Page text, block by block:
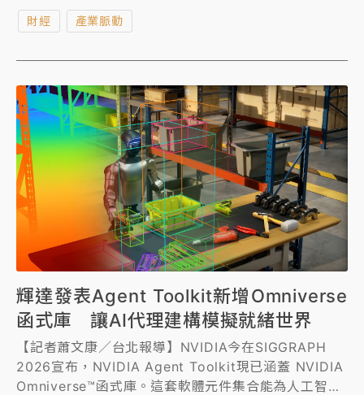
元，稅後淨利1.58億元，每股稅後純益9.69元。
財經 產業脈動
輝達發表Agent Toolkit新增Omniverse
函式庫 讓AI代理建構模擬就緒世界
【記者蕭文康／台北報導】NVIDIA今在SIGGRAPH
2026宣布，NVIDIA Agent Toolkit現已涵蓋 NVIDIA
Omniverse™函式庫。這套軟體元件集合能為人工智慧